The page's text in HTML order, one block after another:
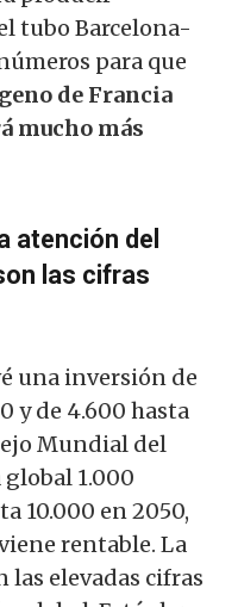
tubo Barcelona-
para que
de Francia
mucho más
atención del
las cifras
una inversión de
y de 4.600 hasta
Mundial del
1.000
10.000 en 2050,
rentable. La
las elevadas cifras